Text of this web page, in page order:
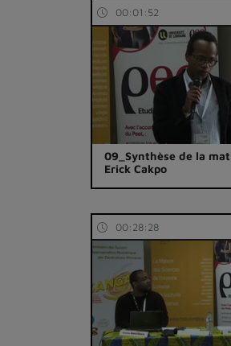
00:01:52
09_Synthèse de la
Erick Cakpo
00:28:28